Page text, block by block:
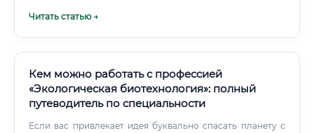
Читать статью →
Кем можно работать с профессией
«Экологическая биотехнология»: полный
путеводитель по специальности
Если вас привлекает идея буквально спасать планету с